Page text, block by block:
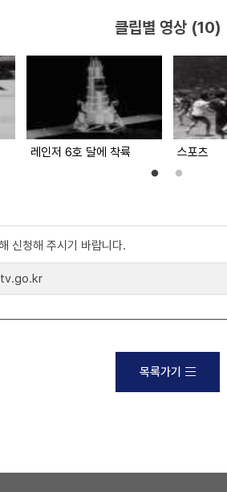
클립별 영상 (10)
레인저 6호 달에 착륙 스포츠
신청해 주시기 바랍니다.
목록가기